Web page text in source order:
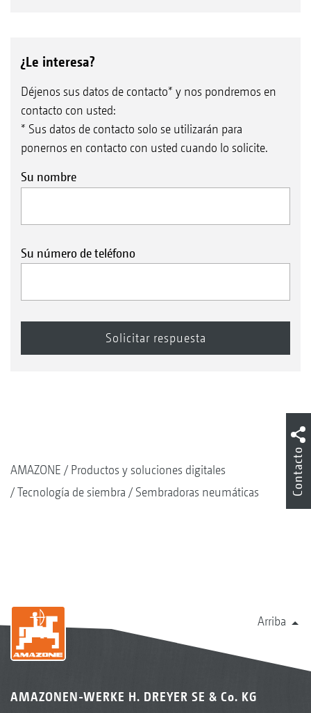
¿Le interesa?
Déjenos sus datos de contacto* y nos pondremos en
contacto con usted:
* Sus datos de contacto solo se utilizarán para
ponernos en contacto con usted cuando lo solicite.
Su nombre
Su número de teléfono
AMAZONE
Productos y soluciones digitales
Tecnología de siembra
Sembradoras neumáticas
Arriba
AMAZONEN-WERKE H. DREYER SE & Co. KG
Contacto